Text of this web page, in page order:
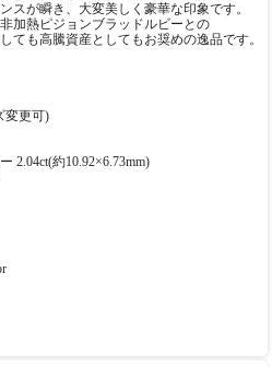
スが瞬き、大変美しく豪華な印象です。
加熱ピジョンブラッドルビーとの
ても高騰資産としてもお奨めの逸品です。
変更可)
2.04ct(約10.92×6.73mm)